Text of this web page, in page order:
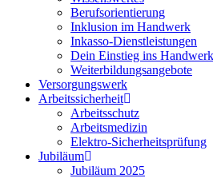
Berufsorientierung
Inklusion im Handwerk
Inkasso-Dienstleistungen
Dein Einstieg ins Handwerk
Weiterbildungsangebote
Versorgungswerk
Arbeitssicherheit
Arbeitsschutz
Arbeitsmedizin
Elektro-Sicherheitsprüfung
Jubiläum
Jubiläum 2025